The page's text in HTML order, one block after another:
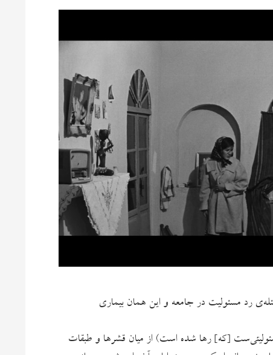
رد مسئولیت در جامعه و این همان بیماری
[که] رها شده است) از میان قشرها و طبقات